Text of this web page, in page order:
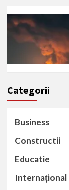
Categorii
Business
Constructii
Educatie
Internațional